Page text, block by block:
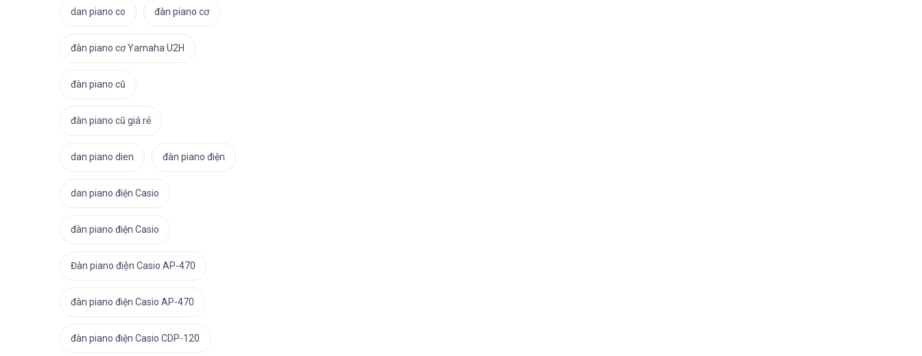
dan piano co đàn piano cơ
đàn piano cơ Yamaha U2H
đàn piano cũ
đàn piano cũ giá rẻ
dan piano dien đàn piano điện
dan piano điện Casio
đàn piano điện Casio
Đàn piano điện Casio AP-470
đàn piano điện Casio AP-470
đàn piano điện Casio CDP-120